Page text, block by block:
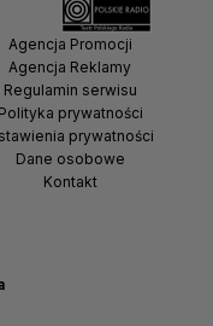
Agencja Promocji
Agencja Reklamy
Regulamin serwisu
Polityka prywatności
prywatności
Dane osobowe
Kontakt